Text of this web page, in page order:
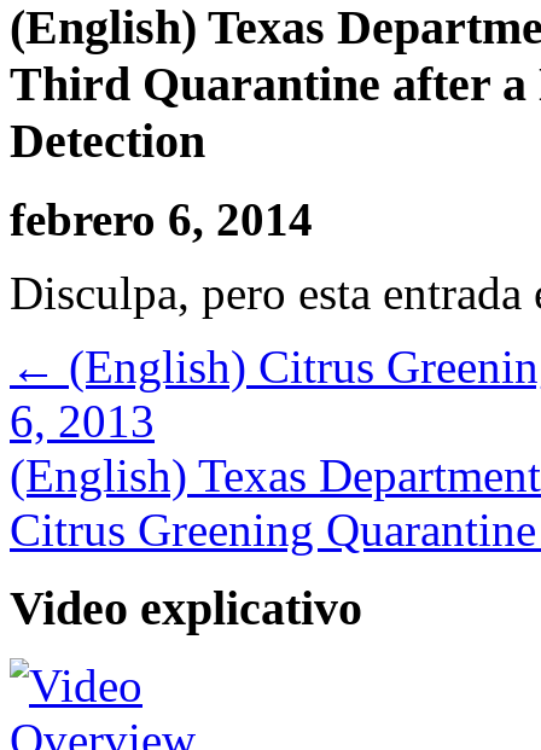
(English) Texas
Third Quarantine after a
Detection
febrero 6, 2014
Disculpa, pero esta
← (English) Citrus
6, 2013
(English) Texas
Citrus Greening
Video explicativo